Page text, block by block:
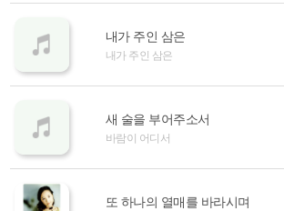
내가 주인 삼은
내가 주인 삼은
새 술을 부어주소서
바람이 어디서
또 하나의 열매를 바라시며